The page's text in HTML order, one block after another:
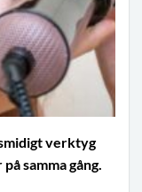
verktyg
samma gång.